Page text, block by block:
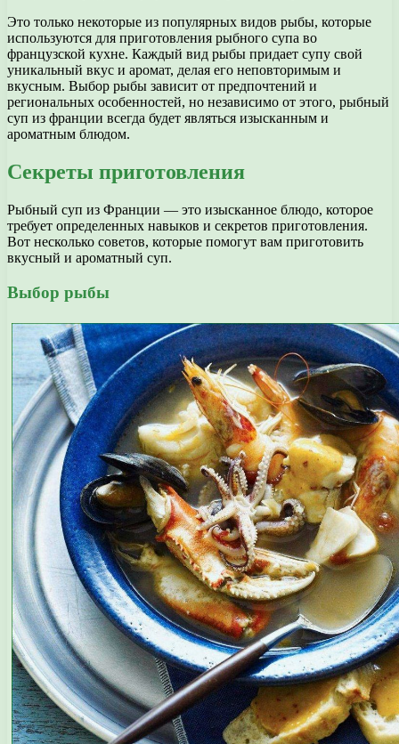
Это только некоторые из популярных видов рыбы, которые
используются для приготовления рыбного супа во
французской кухне. Каждый вид рыбы придает супу свой
уникальный вкус и аромат, делая его неповторимым и
вкусным. Выбор рыбы зависит от предпочтений и
региональных особенностей, но независимо от этого, рыбный
суп из франции всегда будет являться изысканным и
ароматным блюдом.
Секреты приготовления
Рыбный суп из Франции — это изысканное блюдо, которое
требует определенных навыков и секретов приготовления.
Вот несколько советов, которые помогут вам приготовить
вкусный и ароматный суп.
Выбор рыбы